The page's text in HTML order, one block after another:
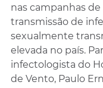
nas campanhas de
transmissão de
sexualmente
elevada no país.
infectologista do
de Vento, Paulo